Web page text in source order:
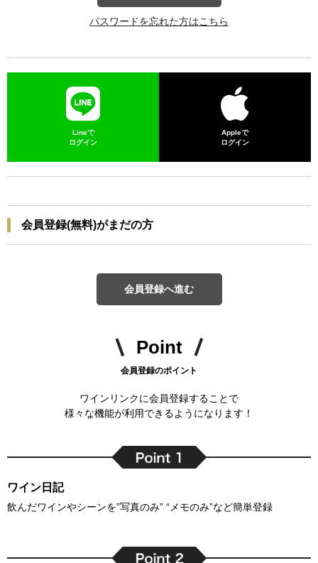
パスワードを忘れた方はこちら
Lineで
ログイン
Appleで
ログイン
会員登録(無料)がまだの方
会員登録へ進む
Point
会員登録のポイント
ワインリンクに会員登録することで
様々な機能が利用できるようになります！
ワイン日記
飲んだワインやシーンを”写真のみ” “メモのみ”など簡単登録